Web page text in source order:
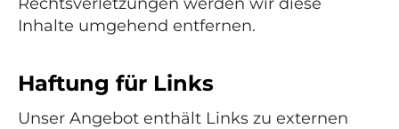
Inhalte umgehend entfernen.
Haftung für Links
Unser Angebot enthält Links zu externen